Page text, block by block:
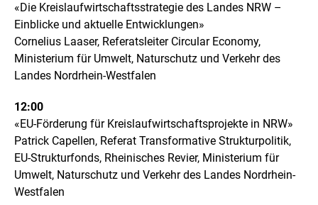
«Die Kreislaufwirtschaftsstrategie des Landes NRW –
Einblicke und aktuelle Entwicklungen»
Cornelius Laaser, Referatsleiter Circular Economy,
Ministerium für Umwelt, Naturschutz und Verkehr des
Landes Nordrhein-Westfalen
12:00
«EU-Förderung für Kreislaufwirtschaftsprojekte in NRW»
Patrick Capellen, Referat Transformative Strukturpolitik,
EU-Strukturfonds, Rheinisches Revier, Ministerium für
Umwelt, Naturschutz und Verkehr des Landes Nordrhein-
Westfalen